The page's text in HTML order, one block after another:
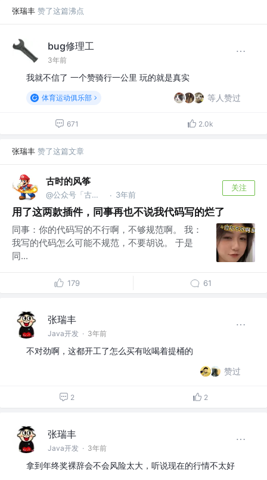
张瑞丰 赞了这篇沸点
bug修理工
3年前
我就不信了 一个赞骑行一公里 玩的就是真实
体育运动俱乐部 等人赞过
671 2.0k
张瑞丰 赞了这篇文章
古时的风筝
@公众号「古时的风筝」 · 3年前
关注
用了这两款插件，同事再也不说我代码写的烂了
同事：你的代码写的不行啊，不够规范啊。 我：
我写的代码怎么可能不规范，不要胡说。 于是
同...
179 61
张瑞丰
Java开发 · 3年前
不对劲啊，这都开工了怎么买有吆喝着提桶的
赞过
2 2
张瑞丰
Java开发 · 3年前
拿到年终奖裸辞会不会风险太大，听说现在的行情不太好